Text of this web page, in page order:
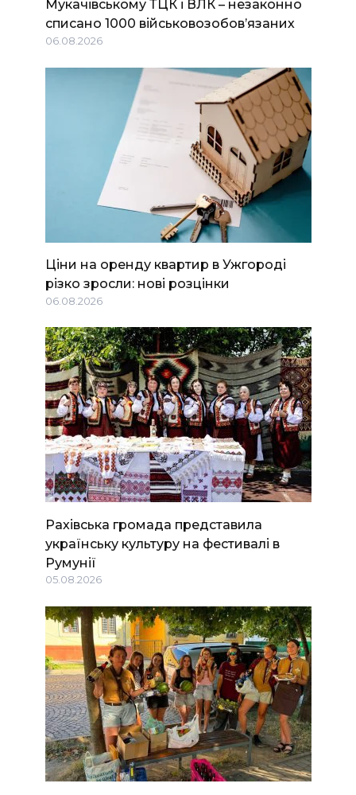
Мукачівському ТЦК і ВЛК – незаконно
списано 1000 військовозобов’язаних
06.08.2026
Ціни на оренду квартир в Ужгороді
різко зросли: нові розцінки
06.08.2026
Рахівська громада представила
українську культуру на фестивалі в
Румунії
05.08.2026